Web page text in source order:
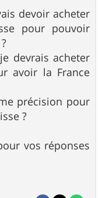
devoir acheter
pour pouvoir
devrais acheter
avoir la France
précision pour
?
vos réponses